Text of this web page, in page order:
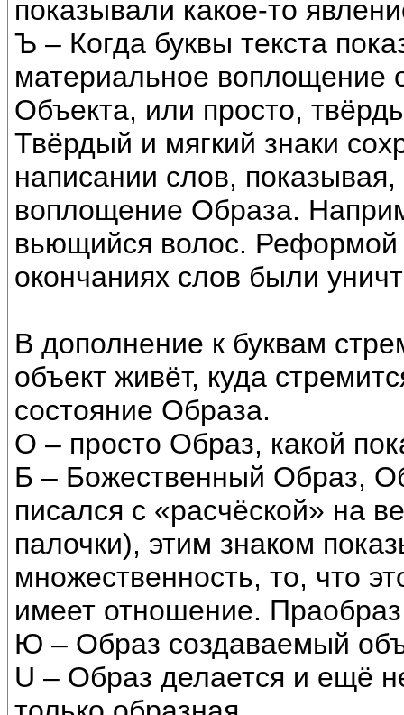
показывали какое-то
Ъ – Когда буквы текста
материальное воплощение
Объекта, или просто,
Твёрдый и мягкий знаки
написании слов,
воплощение Образа.
вьющийся волос. Реформой
окончаниях слов были
В дополнение к буквам
объект живёт, куда
состояние Образа.
О – просто Образ, какой
Б – Божественный Образ,
писался с «расчёской» на
палочки), этим знаком
множественность, то, что
имеет отношение.
Ю – Образ создаваемый
U – Образ делается и ещё